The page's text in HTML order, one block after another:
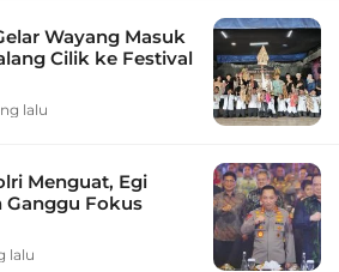
Wayang Masuk
Cilik ke Festival
lalu
Menguat, Egi
Ganggu Fokus
lalu